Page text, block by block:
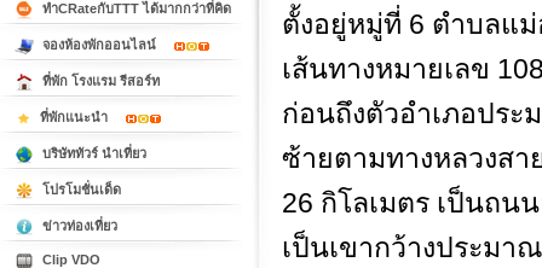
ตั้งอยู่หมู่ที่ 6 ตำบลแ
เส้นทางหมายเลข
ก่อนถึงตัวอำเภอประ
ซ้ายตามทางหลวงสา
26 กิโลเมตร เป็นถ
เป็นเขากว้างประมา
ทำCRateกับTTT ได้มากกว่าที่คิด
จองห้องพักออนไลน์
ที่พัก โรงแรม รีสอร์ท
ที่พักแนะนำ
บริษัททัวร์ นำเที่ยว
โปรโมชั่นเด็ด
ข่าวท่องเที่ยว
Clip VDO